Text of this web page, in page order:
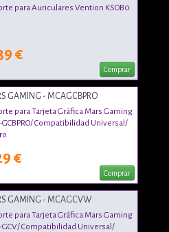
para Auriculares Vention KSOB0
€
Comprar
GAMING - MCAGCBPRO
para Tarjeta Gráfica Mars Gaming
GCBPRO/ Compatibilidad Universal/
€
Comprar
GAMING - MCAGCVW
para Tarjeta Gráfica Mars Gaming
GCV/ Compatibilidad Universal/